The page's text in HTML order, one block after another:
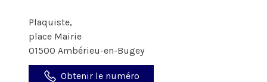
Plaquiste,
place Mairie
01500 Ambérieu-en-Bugey
Obtenir le numéro